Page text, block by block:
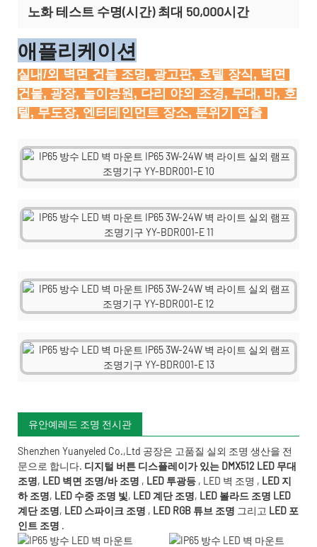
노화 테스트 수명(시간) 최대 50,000시간
애플리케이션
실내/외 벽면 건물 조명, 광고판, 호텔 장식, 벽면
건물, 광장, 놀이공원, 다리 야외 조경, 무대, 바, 호
텔, 무도장, 엔터테인먼트 장소, 분위기 연출
유안예레드 조명 전시관
Shenzhen Yuanyeled Co.,Ltd 공장은 고품질 실외 조명 생산을 전
문으로 합니다. 디지털 버튼 디스플레이가 있는 DMX512 LED 무대
조명, LED 벽면 조명/바 조명 , LED 투광등 , LED 벽 조명 , LED 지
하 조명, LED 수중 조명 빛, LED 계단 조명, LED 볼라드 조명 LED
계단 조명, LED 스파이크 조명 , LED RGB 튜브 조명 그리고 LED 포
인트 조명 .